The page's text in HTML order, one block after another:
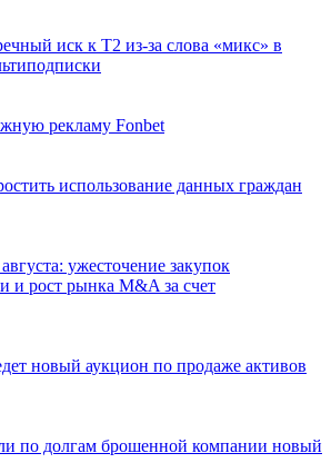
иск к Т2 из-за слова «микс» в
рекламу Fonbet
использование данных граждан
ужесточение закупок
и рост рынка M&A за счет
новый аукцион по продаже активов
по долгам брошенной компании новый